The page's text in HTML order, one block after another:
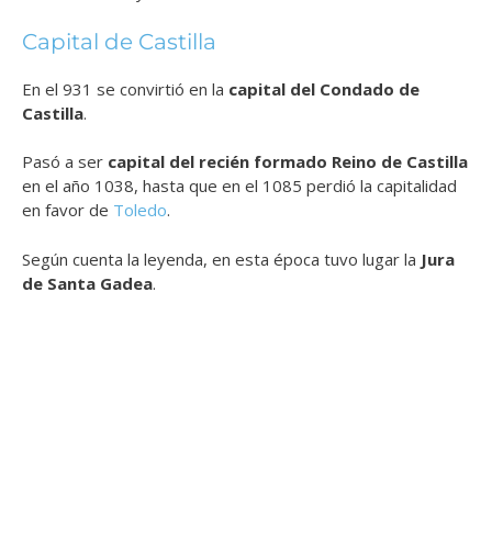
Capital de Castilla
En el 931 se convirtió en la capital del Condado de
Castilla.
Pasó a ser capital del recién formado Reino de Castilla
en el año 1038, hasta que en el 1085 perdió la capitalidad
en favor de Toledo.
Según cuenta la leyenda, en esta época tuvo lugar la Jura
de Santa Gadea.